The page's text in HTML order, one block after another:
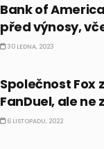
Bank of
před výnosy,
30 LEDNA, 2023
Společnost Fox
FanDuel, ale
6 LISTOPADU, 2022